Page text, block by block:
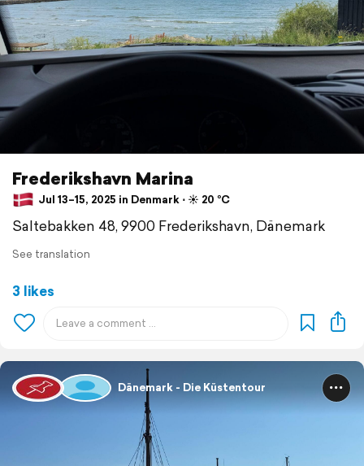
Frederikshavn Marina
Jul 13–15, 2025 in Denmark ⋅ ☀️ 20 °C
Saltebakken 48, 9900 Frederikshavn, Dänemark
See translation
3 likes
Dänemark - Die Küstentour